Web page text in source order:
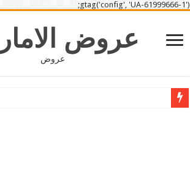
gtag('config', 'UA-61999666-1');
عروض
عروض